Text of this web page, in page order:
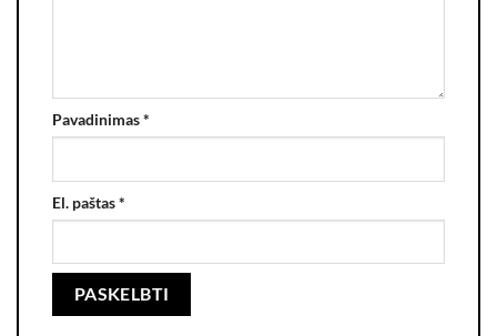
Pavadinimas*
El. paštas*